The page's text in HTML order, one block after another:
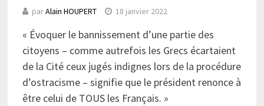
parAlain HOUPERT 18 janvier 2022
« Évoquer le bannissement d’une partie des
citoyens – comme autrefois les Grecs écartaient
de la Cité ceux jugés indignes lors de la procédure
d’ostracisme – signifie que le président renonce à
être celui de TOUS les Français. »